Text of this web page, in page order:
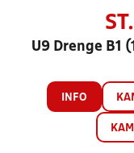
U9 Drenge B1
INFO